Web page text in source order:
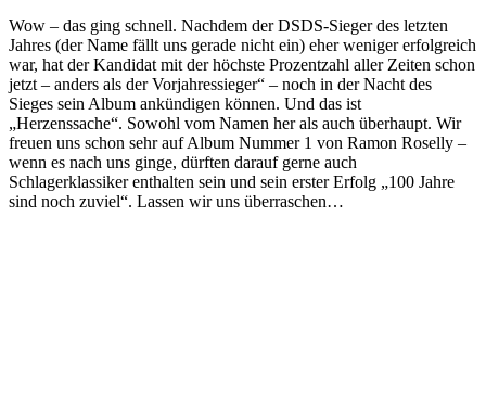
Wow – das ging schnell. Nachdem der DSDS-Sieger des letzten
Jahres (der Name fällt uns gerade nicht ein) eher weniger erfolgreich
war, hat der Kandidat mit der höchste Prozentzahl aller Zeiten schon
jetzt – anders als der Vorjahressieger“ – noch in der Nacht des
Sieges sein Album ankündigen können. Und das ist
„Herzenssache“. Sowohl vom Namen her als auch überhaupt. Wir
freuen uns schon sehr auf Album Nummer 1 von Ramon Roselly –
wenn es nach uns ginge, dürften darauf gerne auch
Schlagerklassiker enthalten sein und sein erster Erfolg „100 Jahre
sind noch zuviel“. Lassen wir uns überraschen…